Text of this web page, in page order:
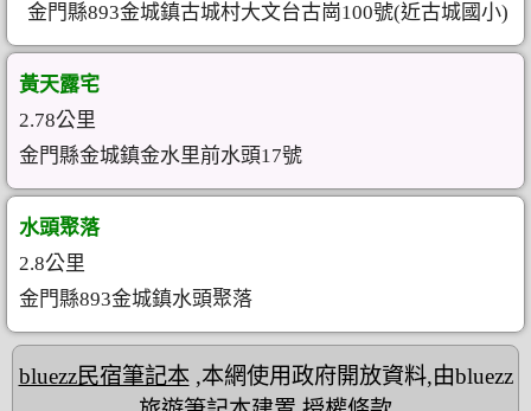
金門縣893金城鎮古城村大文台古崗100號(近古城國小)
黃天露宅
2.78公里
金門縣金城鎮金水里前水頭17號
水頭聚落
2.8公里
金門縣893金城鎮水頭聚落
bluezz民宿筆記本,本網使用政府開放資料,由bluezz